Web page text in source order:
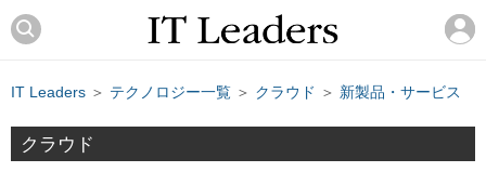
IT Leaders ＞ テクノロジー一覧 ＞ クラウド ＞ 新製品・サービス
クラウド